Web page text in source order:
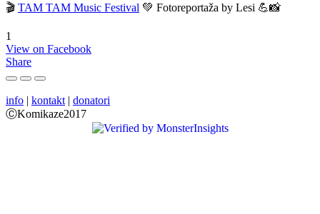
🎬 TAM TAM Music Festival 💚 Fotoreportaža by Lesi 💪📸
1
View on Facebook
Share
info | kontakt | donatori
ⒸKomikaze2017